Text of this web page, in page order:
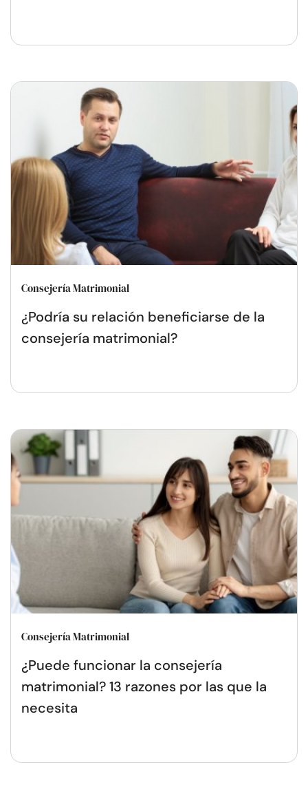
Consejería Matrimonial
¿Podría su relación beneficiarse de la
consejería matrimonial?
Consejería Matrimonial
¿Puede funcionar la consejería
matrimonial? 13 razones por las que la
necesita